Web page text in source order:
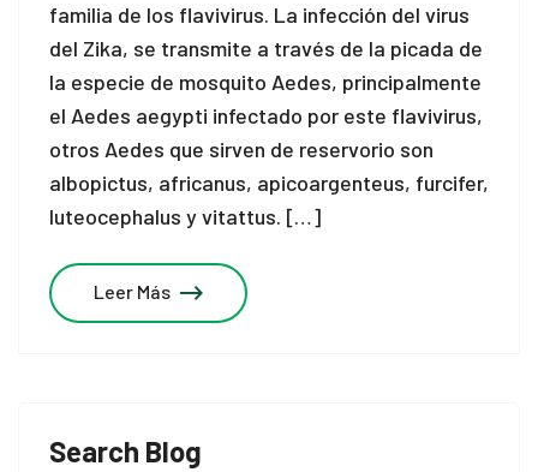
Search Blog
familia de los flavivirus. La infección del virus
del Zika, se transmite a través de la picada de
la especie de mosquito Aedes, principalmente
el Aedes aegypti infectado por este flavivirus,
otros Aedes que sirven de reservorio son
albopictus, africanus, apicoargenteus, furcifer,
luteocephalus y vitattus. […]
Leer Más